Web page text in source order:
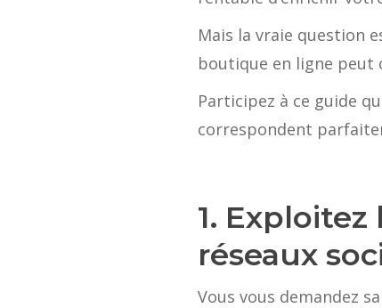
Mais la vraie question
boutique en ligne peut
Participez à ce guide
correspondent
1.
réseaux
Vous vous demandez